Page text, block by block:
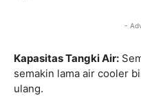
-
Kapasitas Tangki Air:
semakin lama air cooler
ulang.